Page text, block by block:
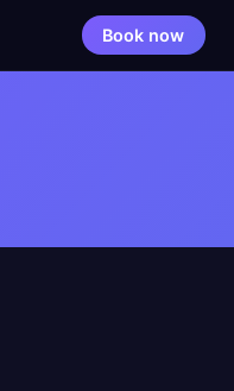
Book now